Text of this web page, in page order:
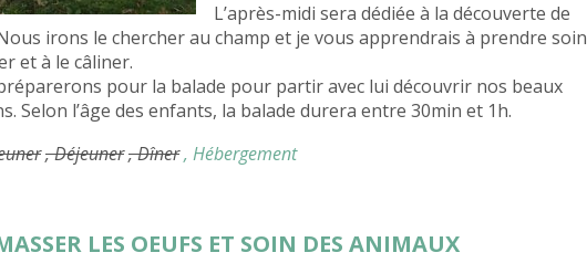
L’après-midi sera dédiée à la découverte de
irons le chercher au champ et je vous apprendrais à prendre soin
et à le câliner.
pour la balade pour partir avec lui découvrir nos beaux
Selon l’âge des enfants, la balade durera entre 30min et 1h.
, Déjeuner, Dîner, Hébergement
LES OEUFS ET SOIN DES ANIMAUX